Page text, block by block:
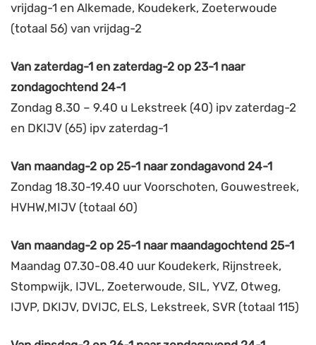
vrijdag-1 en Alkemade, Koudekerk, Zoeterwoude
(totaal 56) van vrijdag-2
Van zaterdag-1 en zaterdag-2 op 23-1 naar
zondagochtend 24-1
Zondag 8.30 – 9.40 u Lekstreek (40) ipv zaterdag-2
en DKIJV (65) ipv zaterdag-1
Van maandag-2 op 25-1 naar zondagavond 24-1
Zondag 18.30-19.40 uur Voorschoten, Gouwestreek,
HVHW,MIJV (totaal 60)
Van maandag-2 op 25-1 naar maandagochtend 25-1
Maandag 07.30-08.40 uur Koudekerk, Rijnstreek,
Stompwijk, IJVL, Zoeterwoude, SIL, YVZ, Otweg,
IJVP, DKIJV, DVIJC, ELS, Lekstreek, SVR (totaal 115)